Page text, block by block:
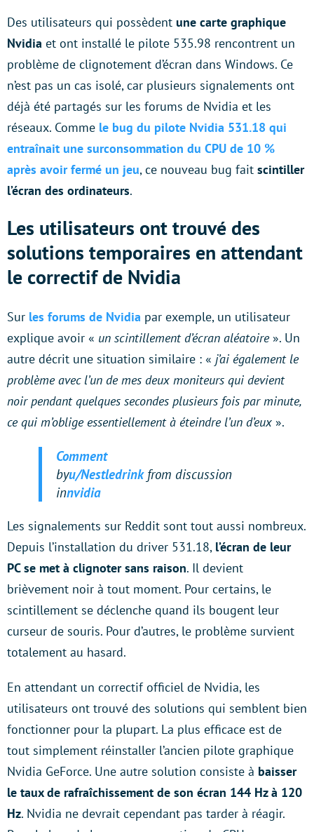
Des utilisateurs qui possèdent une carte graphique
Nvidia et ont installé le pilote 535.98 rencontrent un
problème de clignotement d’écran dans Windows. Ce
n’est pas un cas isolé, car plusieurs signalements ont
déjà été partagés sur les forums de Nvidia et les
réseaux. Comme le bug du pilote Nvidia 531.18 qui
entraînait une surconsommation du CPU de 10 %
après avoir fermé un jeu, ce nouveau bug fait scintiller
l’écran des ordinateurs.
Les utilisateurs ont trouvé des
solutions temporaires en attendant
le correctif de Nvidia
Sur les forums de Nvidia par exemple, un utilisateur
explique avoir « un scintillement d’écran aléatoire ». Un
autre décrit une situation similaire : « j’ai également le
problème avec l’un de mes deux moniteurs qui devient
noir pendant quelques secondes plusieurs fois par minute,
ce qui m’oblige essentiellement à éteindre l’un d’eux ».
Comment
byu/Nestledrinkfrom discussion
innvidia
Les signalements sur Reddit sont tout aussi nombreux.
Depuis l’installation du driver 531.18, l’écran de leur
PC se met à clignoter sans raison. Il devient
brièvement noir à tout moment. Pour certains, le
scintillement se déclenche quand ils bougent leur
curseur de souris. Pour d’autres, le problème survient
totalement au hasard.
En attendant un correctif officiel de Nvidia, les
utilisateurs ont trouvé des solutions qui semblent bien
fonctionner pour la plupart. La plus efficace est de
tout simplement réinstaller l’ancien pilote graphique
Nvidia GeForce. Une autre solution consiste à baisser
le taux de rafraîchissement de son écran 144 Hz à 120
Hz. Nvidia ne devrait cependant pas tarder à réagir.